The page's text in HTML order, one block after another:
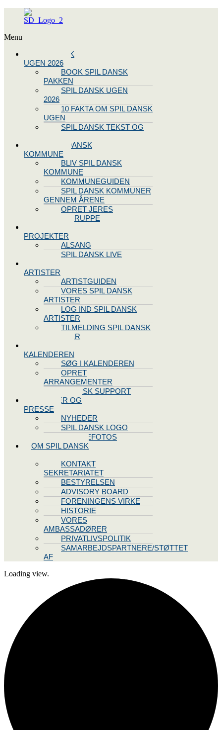
Menu
SPIL DANSK
UGEN 2026
BOOK SPIL DANSK
PAKKEN
SPIL DANSK UGEN
2026
10 FAKTA OM SPIL DANSK
UGEN
SPIL DANSK TEKST OG
BLIV SPIL DANSK
KOMMUNE
BLIV SPIL DANSK
KOMMUNE
KOMMUNEGUIDEN
SPIL DANSK KOMMUNER
GENNEM ÅRENE
OPRET JERES
STYREGRUPPE
PROJEKTER
ALSANG
SPIL DANSK LIVE
ARTISTER
ARTISTGUIDEN
VORES SPIL DANSK
ARTISTER
LOG IND SPIL DANSK
ARTISTER
TILMELDING SPIL DANSK
ARTISTER
KALENDEREN
SØG I KALENDEREN
OPRET
ARRANGEMENTER
TEKNISK SUPPORT
NYHEDER OG
PRESSE
NYHEDER
SPIL DANSK LOGO
PRESSEFOTOS
OM SPIL DANSK
KONTAKT
SEKRETARIATET
BESTYRELSEN
ADVISORY BOARD
FORENINGENS VIRKE
HISTORIE
VORES
AMBASSADØRER
PRIVATLIVSPOLITIK
SAMARBEJDSPARTNERE/STØTTET
AF
Loading view.